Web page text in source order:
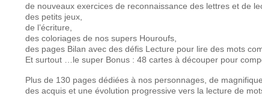
de nouveaux exercices de reconnaissance des lettres et de
des petits jeux,
de l’écriture,
des coloriages de nos supers Houroufs,
des pages Bilan avec des défis Lecture pour lire des mots
Et surtout …le super Bonus : 48 cartes à découper pour
Plus de 130 pages dédiées à nos personnages, de
des acquis et une évolution progressive vers la lecture de